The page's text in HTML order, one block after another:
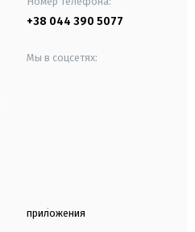
+38 044 390 5077
Мы в соцсетях:
приложения